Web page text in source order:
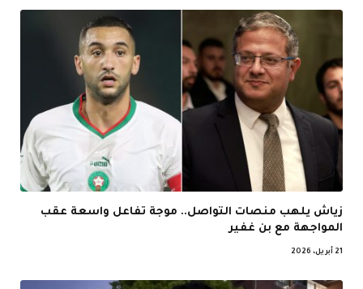
زياش يلهب منصات التواصل.. موجة تفاعل واسعة عقب
المواجهة مع بن غفير
21 أبريل، 2026